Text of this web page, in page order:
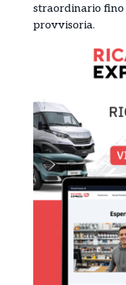
straordinario fino
provvisoria.